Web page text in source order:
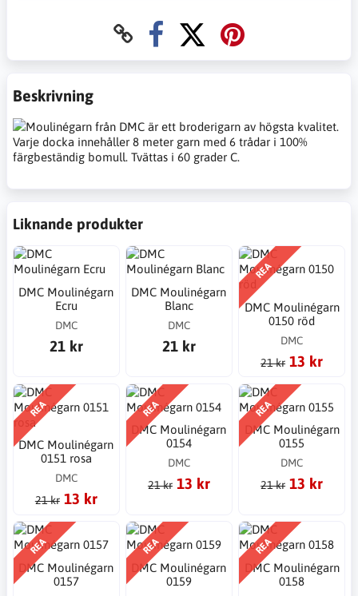
Beskrivning
Moulinégarn från DMC är ett broderigarn av högsta kvalitet.
Varje docka innehåller 8 meter garn med 6 trådar i 100%
färgbeständig bomull. Tvättas i 60 grader C.
Liknande produkter
DMC Moulinégarn
Ecru
DMC
21 kr
DMC Moulinégarn
Blanc
DMC
21 kr
REA
DMC Moulinégarn
0150 röd
DMC
21 kr 13 kr
REA
DMC Moulinégarn
0151 rosa
DMC
21 kr 13 kr
REA
DMC Moulinégarn
0154
DMC
21 kr 13 kr
REA
DMC Moulinégarn
0155
DMC
21 kr 13 kr
REA
DMC Moulinégarn
0157
REA
DMC Moulinégarn
0159
REA
DMC Moulinégarn
0158